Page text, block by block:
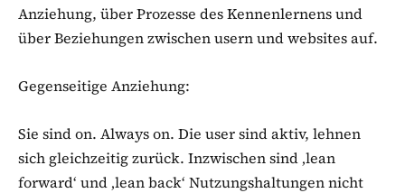
Anziehung, über Prozesse des Kennenlernens und
über Beziehungen zwischen usern und websites auf.
Gegenseitige Anziehung:
Sie sind on. Always on. Die user sind aktiv, lehnen
sich gleichzeitig zurück. Inzwischen sind ‚lean
forward‘ und ‚lean back‘ Nutzungshaltungen nicht